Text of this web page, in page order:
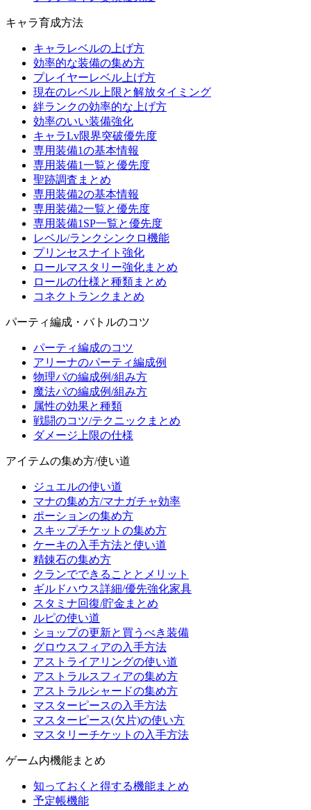
キャラ育成方法
キャラレベルの上げ方
効率的な装備の集め方
プレイヤーレベル上げ方
現在のレベル上限と解放タイミング
絆ランクの効率的な上げ方
効率のいい装備強化
キャラLv限界突破優先度
専用装備1の基本情報
専用装備1一覧と優先度
聖跡調査まとめ
専用装備2の基本情報
専用装備2一覧と優先度
専用装備1SP一覧と優先度
レベル/ランクシンクロ機能
プリンセスナイト強化
ロールマスタリー強化まとめ
ロールの仕様と種類まとめ
コネクトランクまとめ
パーティ編成・バトルのコツ
パーティ編成のコツ
アリーナのパーティ編成例
物理パの編成例/組み方
魔法パの編成例/組み方
属性の効果と種類
戦闘のコツ/テクニックまとめ
ダメージ上限の仕様
アイテムの集め方/使い道
ジュエルの使い道
マナの集め方/マナガチャ効率
ポーションの集め方
スキップチケットの集め方
ケーキの入手方法と使い道
精錬石の集め方
クランでできることとメリット
ギルドハウス詳細/優先強化家具
スタミナ回復/貯金まとめ
ルピの使い道
ショップの更新と買うべき装備
グロウスフィアの入手方法
アストライアリングの使い道
アストラルスフィアの集め方
アストラルシャードの集め方
マスターピースの入手方法
マスターピース(欠片)の使い方
マスタリーチケットの入手方法
ゲーム内機能まとめ
知っておくと得する機能まとめ
予定帳機能